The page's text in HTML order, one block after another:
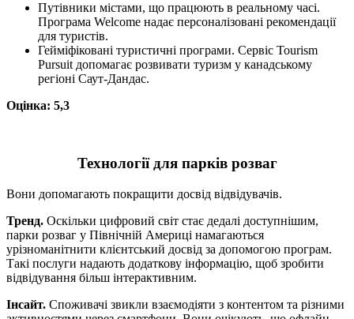
Путівники містами, що працюють в реальному часі.
Програма Welcome надає персоналізовані рекомендації
для туристів.
Гейміфіковані туристичні програми. Сервіс Tourism
Pursuit допомагає розвивати туризм у канадському
регіоні Саут-Дандас.
Оцінка: 5,3
Технології для парків розваг
Вони допомагають покращити досвід відвідувачів.
Тренд. Оскільки цифровий світ стає дедалі доступнішим,
парки розваг у Північній Америці намагаються
урізноманітнити клієнтський досвід за допомогою програм.
Такі послуги надають додаткову інформацію, щоб зробити
відвідування більш інтерактивним.
Інсайт. Споживачі звикли взаємодіяти з контентом та різними